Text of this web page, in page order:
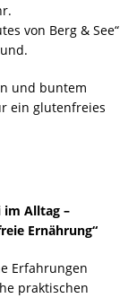
von Berg & See“
und buntem
ein glutenfreies
im Alltag –
Ernährung“
Erfahrungen
praktischen